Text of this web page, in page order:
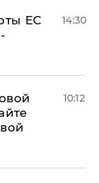
ЕС
14:30
10:12